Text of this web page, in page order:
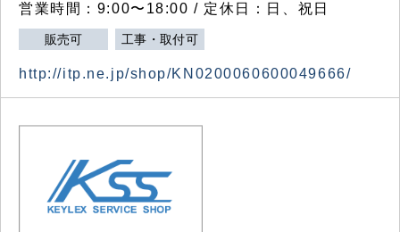
営業時間：9:00〜18:00 / 定休日：日、祝日
販売可 工事・取付可
http://itp.ne.jp/shop/KN0200060600049666/